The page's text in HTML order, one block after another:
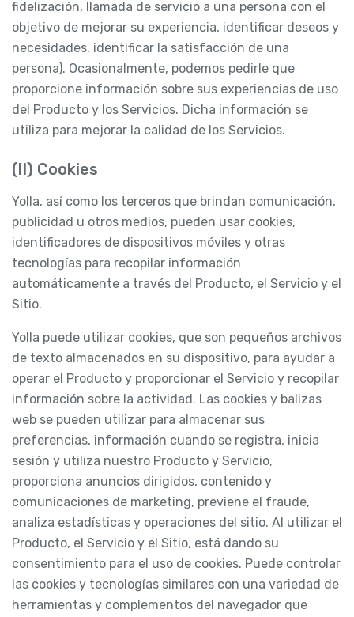
fidelización, llamada de servicio a una persona con el
objetivo de mejorar su experiencia, identificar deseos y
necesidades, identificar la satisfacción de una
persona). Ocasionalmente, podemos pedirle que
proporcione información sobre sus experiencias de uso
del Producto y los Servicios. Dicha información se
utiliza para mejorar la calidad de los Servicios.
(II) Cookies
Yolla, así como los terceros que brindan comunicación,
publicidad u otros medios, pueden usar cookies,
identificadores de dispositivos móviles y otras
tecnologías para recopilar información
automáticamente a través del Producto, el Servicio y el
Sitio.
Yolla puede utilizar cookies, que son pequeños archivos
de texto almacenados en su dispositivo, para ayudar a
operar el Producto y proporcionar el Servicio y recopilar
información sobre la actividad. Las cookies y balizas
web se pueden utilizar para almacenar sus
preferencias, información cuando se registra, inicia
sesión y utiliza nuestro Producto y Servicio,
proporciona anuncios dirigidos, contenido y
comunicaciones de marketing, previene el fraude,
analiza estadísticas y operaciones del sitio. Al utilizar el
Producto, el Servicio y el Sitio, está dando su
consentimiento para el uso de cookies. Puede controlar
las cookies y tecnologías similares con una variedad de
herramientas y complementos del navegador que